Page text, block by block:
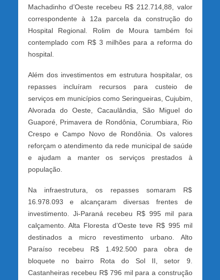
Machadinho d’Oeste recebeu R$ 212.714,88, valor
correspondente à 12a parcela da construção do
Hospital Regional. Rolim de Moura também foi
contemplado com R$ 3 milhões para a reforma do
hospital.
Além dos investimentos em estrutura hospitalar, os
repasses incluíram recursos para custeio de
serviços em municípios como Seringueiras, Cujubim,
Alvorada do Oeste, Cacaulândia, São Miguel do
Guaporé, Primavera de Rondônia, Corumbiara, Rio
Crespo e Campo Novo de Rondônia. Os valores
reforçam o atendimento da rede municipal de saúde
e ajudam a manter os serviços prestados à
população.
Na infraestrutura, os repasses somaram R$
16.978.093 e alcançaram diversas frentes de
investimento. Ji-Paraná recebeu R$ 995 mil para
calçamento. Alta Floresta d’Oeste teve R$ 995 mil
destinados a micro revestimento urbano. Alto
Paraíso recebeu R$ 1.492.500 para obra de
bloquete no bairro Rota do Sol II, setor 9.
Castanheiras recebeu R$ 796 mil para a construção